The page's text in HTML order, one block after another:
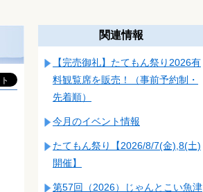
関連情報
【完売御礼】たてもん祭り2026有
料観覧席を販売！（事前予約制・
先着順）
今月のイベント情報
たてもん祭り【2026/8/7(金),8(土)
開催】
第57回（2026）じゃんとこい魚津